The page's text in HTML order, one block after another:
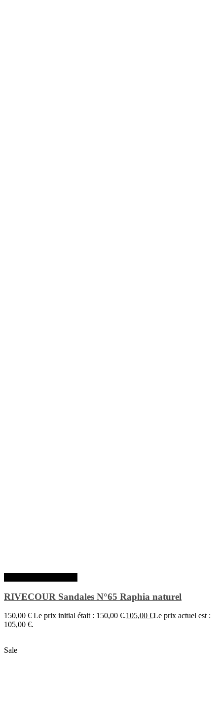
RIVECOUR Sandales N°65 Raphia naturel
150,00€ Le prix initial était : 150,00 €.105,00 €Le prix actuel est :
105,00 €.
Sale